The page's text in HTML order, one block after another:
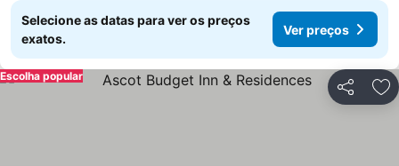
Selecione as datas para ver os preços
exatos.
Ver preços
Partilhar
Escolha popular